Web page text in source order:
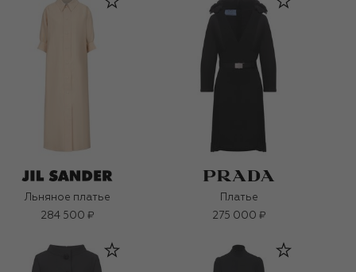
Льняное платье
284 500 ₽
Платье
275 000 ₽